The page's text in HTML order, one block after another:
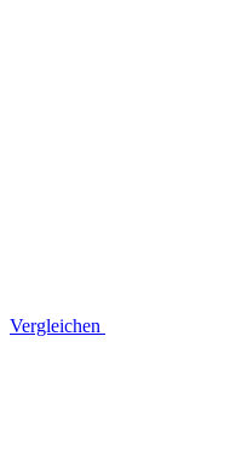
Vergleichen